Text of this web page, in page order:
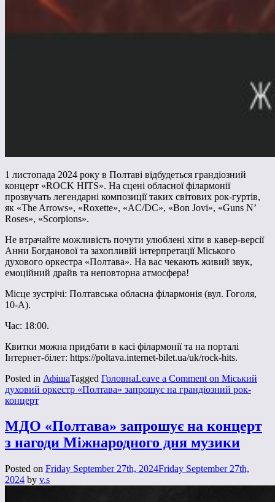
1 листопада 2024 року в Полтаві відбудеться грандіозний
концерт «ROCK HITS». На сцені обласної філармонії
прозвучать легендарні композиції таких світових рок-гуртів,
як «The Arrows», «Roxette», «AC/DC», «Bon Jovi», «Guns N’
Roses», «Scorpions».
Не втрачайте можливість почути улюблені хіти в кавер-версії
Анни Богданової та захопливій інтерпретації Міського
духового оркестра «Полтава». На вас чекають живий звук,
емоційний драйв та неповторна атмосфера!
Місце зустрічі: Полтавська обласна філармонія (вул. Гоголя,
10-А).
Час: 18:00.
Квитки можна придбати в касі філармонії та на порталі
Інтернет-білет: https://poltava.internet-bilet.ua/uk/rock-hits.
Posted in АфішаTagged ГоловнаLeave a Comment on Міський
духовий оркестр «Полтава» запрошує на грандіозний рок-
концерт
МДО «Полтава» запрошує на концерт
з нагоди Міжнародного дня музики
Posted on Friday September 27th, 2024Friday September 27th,
2024 by v.s